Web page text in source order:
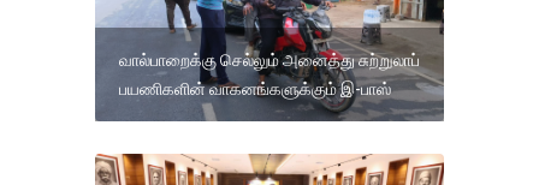
வால்பாறைக்கு செல்லும் அனைத்து சுற்றுலாப்
பயணிகளின் வாகனங்களுக்கும் இ-பாஸ்